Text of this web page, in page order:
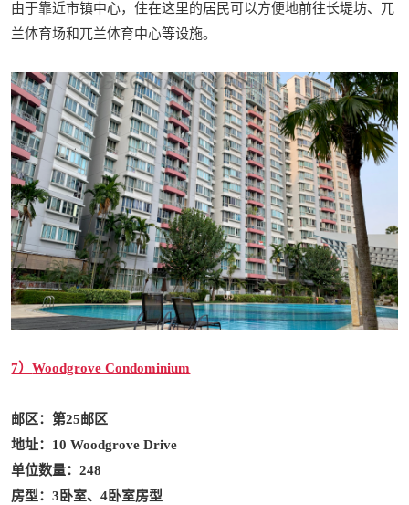
由于靠近市镇中心，住在这里的居民可以方便地前往长堤坊、兀
兰体育场和兀兰体育中心等设施。
7）Woodgrove Condominium
邮区：第25邮区
地址： 10 Woodgrove Drive
单位数量：248
房型：3卧室、4卧室房型